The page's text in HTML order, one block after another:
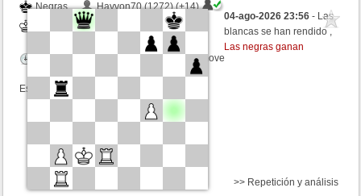
Negras
Hayvon70 (1272) (+14)
Fliese (1222) (-14)
Tiempo: 10 minutes/side + 8 seconds/move
Esta partida es por puntos
04-ago-2026 23:56- Las
blancas se han rendido ,
Las negras ganan
>> Repetición y análisis